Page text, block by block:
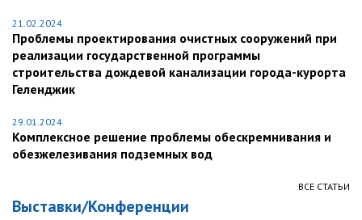
21.02.2024
Проблемы проектирования очистных сооружений при
реализации государственной программы
строительства дождевой канализации города-курорта
Геленджик
29.01.2024
Комплексное решение проблемы обескремнивания и
обезжелезивания подземных вод
ВСЕ СТАТЬИ
Выставки/Конференции